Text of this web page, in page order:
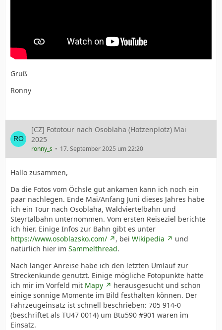
Gruß
Ronny
[CZ] Fototour nach Osoblaha (Hotzenplotz) Mai
2025
ronny_s 17. September 2025 um 22:20
Hallo zusammen,
Da die Fotos vom Öchsle gut ankamen kann ich noch ein
paar nachlegen. Ende Mai/Anfang Juni dieses Jahres habe
ich ein Tour nach Osoblaha, Waldviertelbahn und
Steyrtalbahn unternommen. Vom ersten Reiseziel berichte
ich hier. Einige Infos zur Bahn gibt es unter
https://www.osoblazsko.com/
, bei Wikipedia
und
natürlich hier im Sammelthread.
Nach langer Anreise habe ich den letzten Umlauf zur
Streckenkunde genutzt. Einige mögliche Fotopunkte hatte
ich mir im Vorfeld mit Mapy
herausgesucht und schon
einige sonnige Momente im Bild festhalten können. Der
Fahrzeugeinsatz ist schnell beschrieben: 705 914-0
(beschriftet als TU47 0014) um Btu590 #901 waren im
Einsatz.